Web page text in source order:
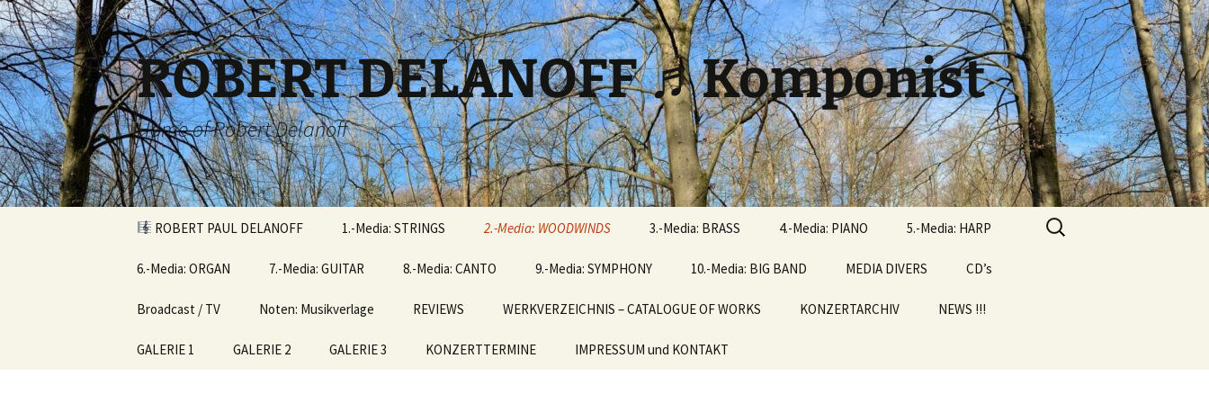
Zum
Inhalt
springen
ROBERT DELANOFF ♬Komponist
Home of Robert Delanoff
ROBERT PAUL DELANOFF 1.-Media: STRINGS 2.-Media: WOODWINDS 3.-Media: BRASS 4.-Media: PIANO 5.-Media: HARP
6.-Media: ORGAN 7.-Media: GUITAR 8.-Media: CANTO 9.-Media: SYMPHONY 10.-Media: BIG BAND MEDIA DIVERS CD’s
Broadcast / TV Noten: Musikverlage REVIEWS WERKVERZEICHNIS – CATALOGUE OF WORKS KONZERTARCHIV NEWS !!!
GALERIE 1 GALERIE 2 GALERIE 3 KONZERTTERMINE IMPRESSUM und KONTAKT
Suchen
nach: